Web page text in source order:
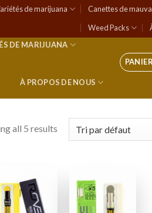
de marijuana Canettes de
Weed Packs
DE MARIJUANA
À PROPOS DE NOUS
all 5 results